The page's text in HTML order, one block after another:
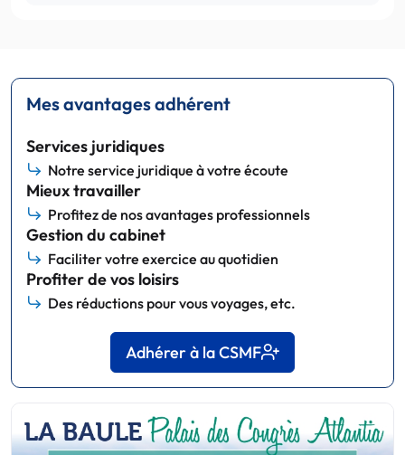
Mes avantages adhérent
Services juridiques
Notre service juridique à votre écoute
Mieux travailler
Profitez de nos avantages professionnels
Gestion du cabinet
Faciliter votre exercice au quotidien
Profiter de vos loisirs
Des réductions pour vous voyages, etc.
Adhérer à la CSMF